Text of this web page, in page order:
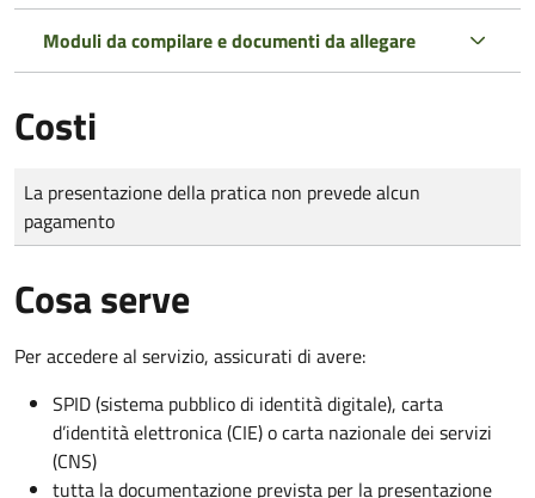
Moduli da compilare e documenti da allegare
Costi
Tipo di pagamento
Importo
La presentazione della pratica non prevede alcun
pagamento
Cosa serve
Per accedere al servizio, assicurati di avere:
SPID (sistema pubblico di identità digitale), carta
d’identità elettronica (CIE) o carta nazionale dei servizi
(CNS)
tutta la documentazione prevista per la presentazione